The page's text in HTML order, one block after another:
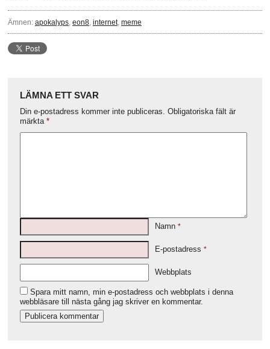
Ämnen: apokalyps eon8 internet, meme
LÄMNA ETT SVAR
Din e-postadress kommer inte publiceras. Obligatoriska fält är
märkta *
Namn *
E-postadress *
Webbplats
Spara mitt namn, min e-postadress och webbplats i denna
webbläsare till nästa gång jag skriver en kommentar.